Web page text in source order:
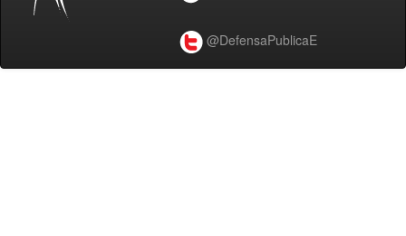
@DefensaPublicaE